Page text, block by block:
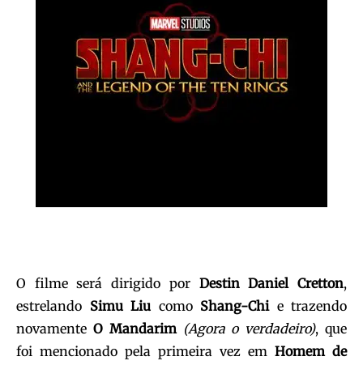
O filme será dirigido por Destin Daniel Cretton,
estrelando Simu Liu como Shang-Chie trazendo
novamente O Mandarim (Agora o verdadeiro), que
foi mencionado pela primeira vez em Homem de